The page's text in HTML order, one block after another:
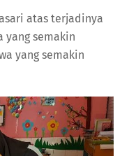
atas terjadinya
yang semakin
yang semakin